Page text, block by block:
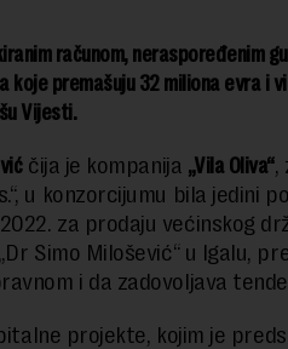
računom, neraspoređenim
koje premašuju 32 miliona evra i
Vijesti.
čija je kompanija „Vila Oliva“,
u konzorcijumu bila jedini
za prodaju većinskog
Simo Milošević“ u Igalu,
i da zadovoljava
projekte, kojim je